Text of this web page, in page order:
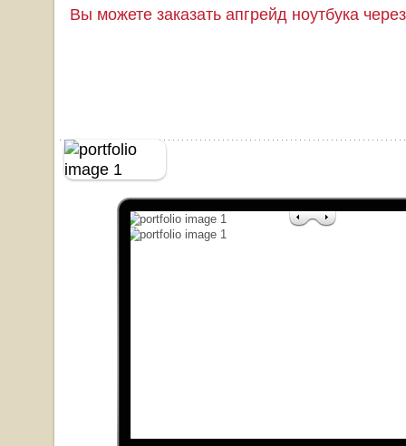
Вы можете заказать апгрейд ноутбука